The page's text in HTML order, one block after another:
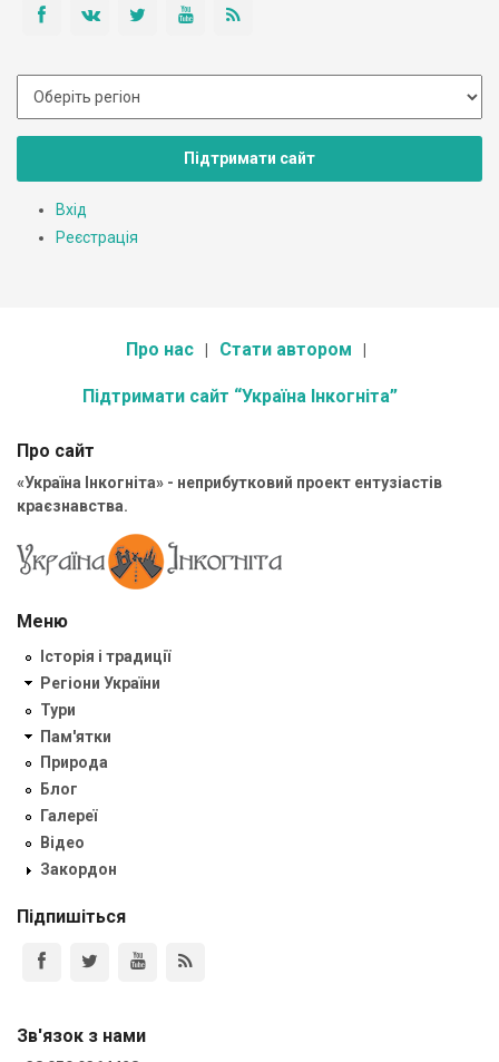
Підтримати сайт
Вхід
Реєстрація
Про нас Стати автором
Підтримати сайт “Україна Інкогніта”
Про сайт
«Україна Інкогніта» - неприбутковий проект ентузіастів
краєзнавства.
Меню
Історія і традиції
Регіони України
Тури
Пам'ятки
Природа
Блог
Галереї
Відео
Закордон
Підпишіться
Зв'язок з нами